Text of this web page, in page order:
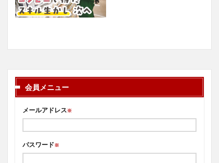
会員メニュー
メールアドレス※
パスワード※